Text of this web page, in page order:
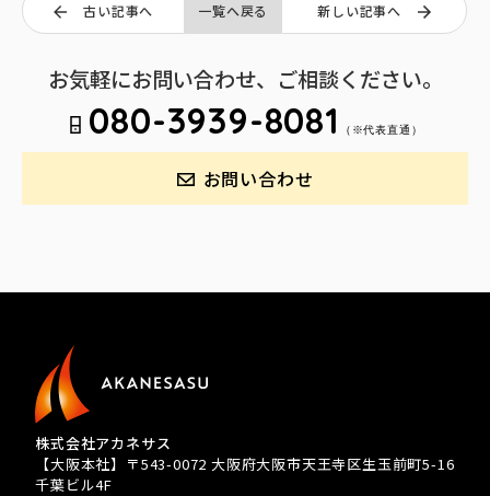
古い記事へ 一覧へ戻る 新しい記事へ
お気軽にお問い合わせ、ご相談ください。
080-3939-8081 （※代表直通）
お問い合わせ
株式会社アカネサス
【大阪本社】〒543-0072 大阪府大阪市天王寺区生玉前町5-16
千葉ビル4F